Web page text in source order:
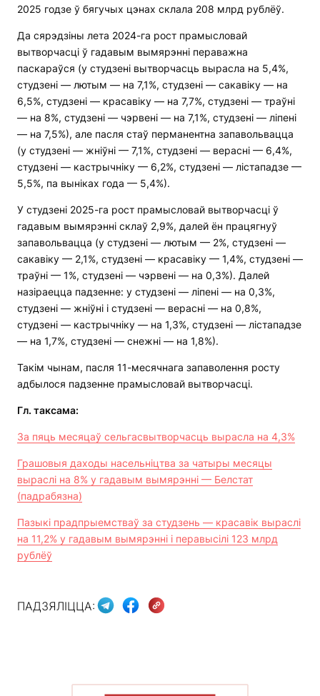
2025 годзе ў бягучых цэнах склала 208 млрд рублёў.
Да сярэдзіны лета 2024-га рост прамысловай
вытворчасці ў гадавым вымярэнні пераважна
паскараўся (у студзені вытворчасць вырасла на 5,4%,
студзені — лютым — на 7,1%, студзені — сакавіку — на
6,5%, студзені — красавіку — на 7,7%, студзені — траўні
— на 8%, студзені — чэрвені — на 7,1%, студзені — ліпені
— на 7,5%), але пасля стаў перманентна запавольвацца
(у студзені — жніўні — 7,1%, студзені — верасні — 6,4%,
студзені — кастрычніку — 6,2%, студзені — лістападзе —
5,5%, па выніках года — 5,4%).
У студзені 2025-га рост прамысловай вытворчасці ў
гадавым вымярэнні склаў 2,9%, далей ён працягнуў
запавольвацца (у студзені — лютым — 2%, студзені —
сакавіку — 2,1%, студзені — красавіку — 1,4%, студзені —
траўні — 1%, студзені — чэрвені — на 0,3%). Далей
назіраецца падзенне: у студзені — ліпені — на 0,3%,
студзені — жніўні і студзені — верасні — на 0,8%,
студзені — кастрычніку — на 1,3%, студзені — лістападзе
— на 1,7%, студзені — снежні — на 1,8%).
Такім чынам, пасля 11-месячнага запаволення росту
адбылося падзенне прамысловай вытворчасці.
Гл. таксама:
За пяць месяцаў сельгасвытворчасць вырасла на 4,3%
Грашовыя даходы насельніцтва за чатыры месяцы
выраслі на 8% у гадавым вымярэнні — Белстат
(падрабязна)
Пазыкі прадпрыемстваў за студзень — красавік выраслі
на 11,2% у гадавым вымярэнні і перавысілі 123 млрд
рублёў
ПАДЗЯЛІЦЦА: